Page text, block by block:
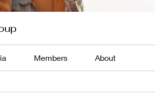
Members About